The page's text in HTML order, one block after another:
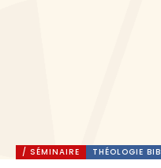
/ SÉMINAIRE THÉOLOGIE